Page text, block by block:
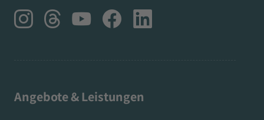
Angebote & Leistungen